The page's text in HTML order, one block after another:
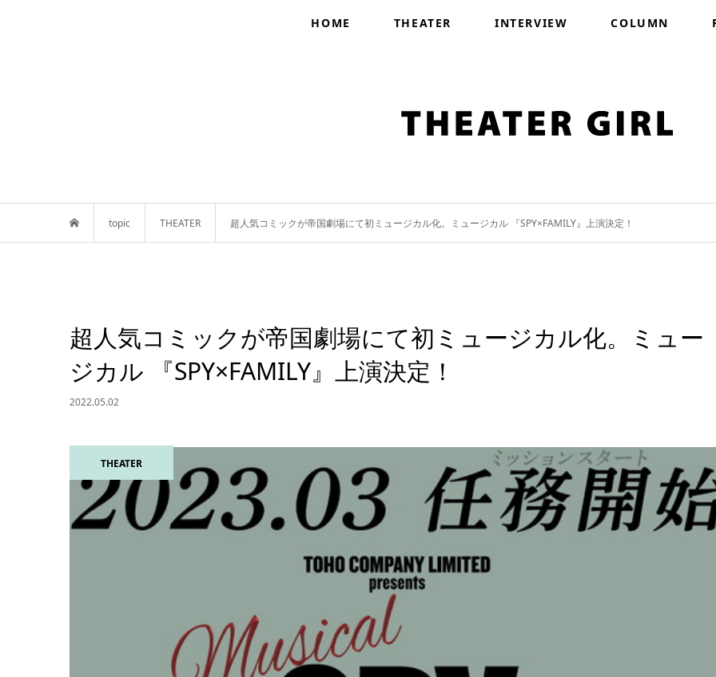
HOME THEATER INTERVIEW COLUMN
topic THEATER 超人気コミックが帝国劇場にて初ミュージカル化。ミュージカル 『SPY×FAMILY』上演決定！
超人気コミックが帝国劇場にて初ミュージカル化。ミュー
ジカル 『SPY×FAMILY』上演決定！
2022.05.02
THEATER